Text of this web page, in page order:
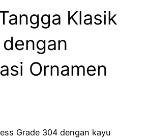
Klasik
Ornamen
Grade 304 dengan kayu